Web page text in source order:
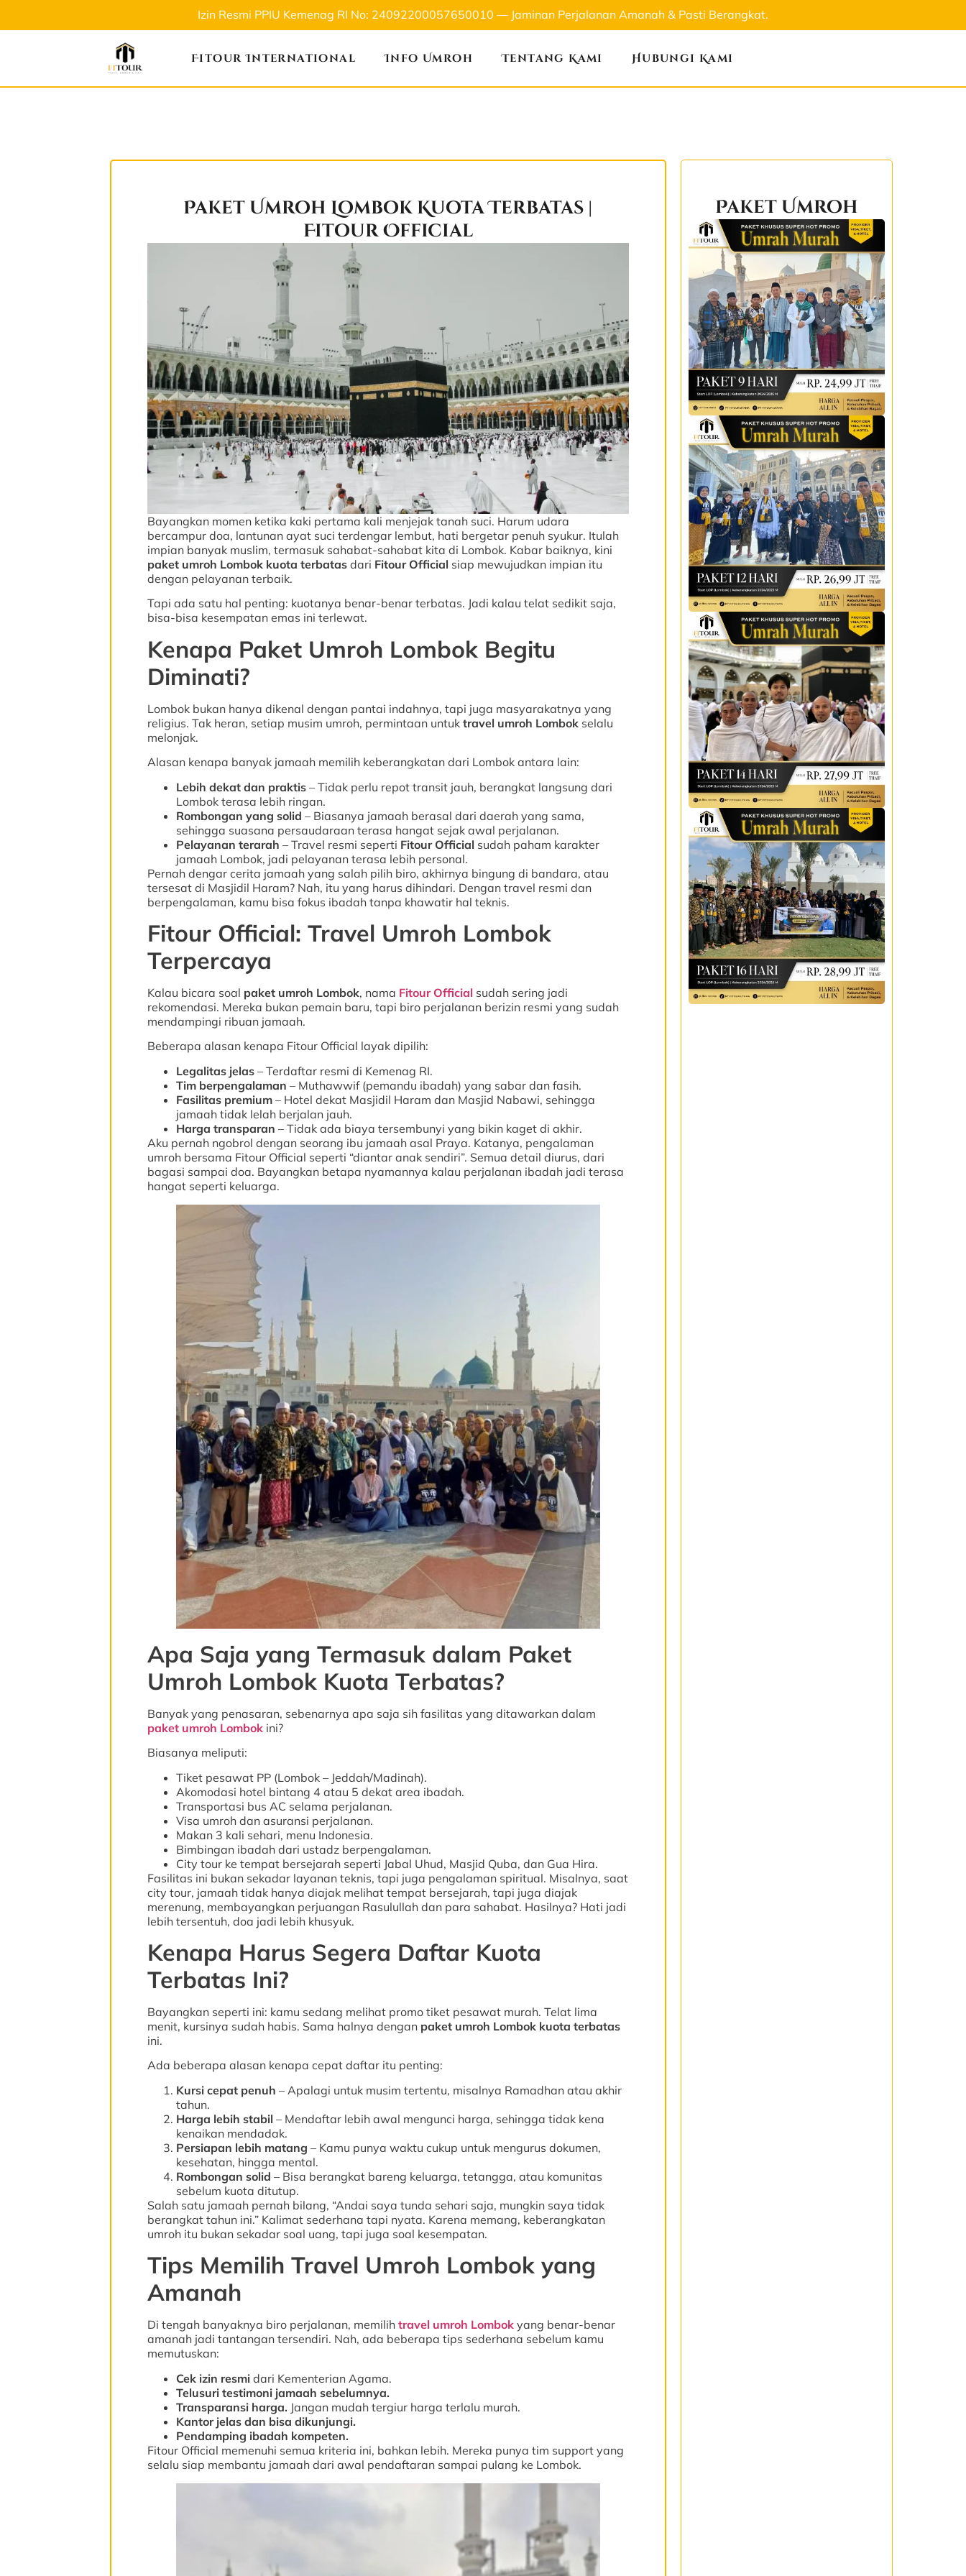
Izin Resmi PPIU Kemenag RI No: 24092200057650010 — Jaminan Perjalanan Amanah & Pasti Berangkat.
Fitour International Info Umroh Tentang Kami Hubungi Kami
Paket Umroh Lombok Kuota Terbatas |
Fitour Official
Bayangkan momen ketika kaki pertama kali menjejak tanah suci. Harum udara
bercampur doa, lantunan ayat suci terdengar lembut, hati bergetar penuh syukur. Itulah
impian banyak muslim, termasuk sahabat-sahabat kita di Lombok. Kabar baiknya, kini
paket umroh Lombok kuota terbatasdari Fitour Official siap mewujudkan impian itu
dengan pelayanan terbaik.
Tapi ada satu hal penting: kuotanya benar-benar terbatas. Jadi kalau telat sedikit saja,
bisa-bisa kesempatan emas ini terlewat.
Kenapa Paket Umroh Lombok Begitu
Diminati?
Lombok bukan hanya dikenal dengan pantai indahnya, tapi juga masyarakatnya yang
religius. Tak heran, setiap musim umroh, permintaan untuk travel umroh Lombokselalu
melonjak.
Alasan kenapa banyak jamaah memilih keberangkatan dari Lombok antara lain:
Lebih dekat dan praktis– Tidak perlu repot transit jauh, berangkat langsung dari
Lombok terasa lebih ringan.
Rombongan yang solid – Biasanya jamaah berasal dari daerah yang sama,
sehingga suasana persaudaraan terasa hangat sejak awal perjalanan.
Pelayanan terarah – Travel resmi seperti Fitour Official sudah paham karakter
jamaah Lombok, jadi pelayanan terasa lebih personal.
Pernah dengar cerita jamaah yang salah pilih biro, akhirnya bingung di bandara, atau
tersesat di Masjidil Haram? Nah, itu yang harus dihindari. Dengan travel resmi dan
berpengalaman, kamu bisa fokus ibadah tanpa khawatir hal teknis.
Fitour Official: Travel Umroh Lombok
Terpercaya
Kalau bicara soal paket umroh Lombok, nama Fitour Official sudah sering jadi
rekomendasi. Mereka bukan pemain baru, tapi biro perjalanan berizin resmi yang sudah
mendampingi ribuan jamaah.
Beberapa alasan kenapa Fitour Official layak dipilih:
Legalitas jelas– Terdaftar resmi di Kemenag RI.
Tim berpengalaman – Muthawwif (pemandu ibadah) yang sabar dan fasih.
Fasilitas premium– Hotel dekat Masjidil Haram dan Masjid Nabawi, sehingga
jamaah tidak lelah berjalan jauh.
Harga transparan – Tidak ada biaya tersembunyi yang bikin kaget di akhir.
Aku pernah ngobrol dengan seorang ibu jamaah asal Praya. Katanya, pengalaman
umroh bersama Fitour Official seperti “diantar anak sendiri”. Semua detail diurus, dari
bagasi sampai doa. Bayangkan betapa nyamannya kalau perjalanan ibadah jadi terasa
hangat seperti keluarga.
Apa Saja yang Termasuk dalam Paket
Umroh Lombok Kuota Terbatas?
Banyak yang penasaran, sebenarnya apa saja sih fasilitas yang ditawarkan dalam
paket umroh Lombokini?
Biasanya meliputi:
Tiket pesawat PP (Lombok – Jeddah/Madinah).
Akomodasi hotel bintang 4 atau 5 dekat area ibadah.
Transportasi bus AC selama perjalanan.
Visa umroh dan asuransi perjalanan.
Makan 3 kali sehari, menu Indonesia.
Bimbingan ibadah dari ustadz berpengalaman.
City tour ke tempat bersejarah seperti Jabal Uhud, Masjid Quba, dan Gua Hira.
Fasilitas ini bukan sekadar layanan teknis, tapi juga pengalaman spiritual. Misalnya, saat
city tour, jamaah tidak hanya diajak melihat tempat bersejarah, tapi juga diajak
merenung, membayangkan perjuangan Rasulullah dan para sahabat. Hasilnya? Hati jadi
lebih tersentuh, doa jadi lebih khusyuk.
Kenapa Harus Segera Daftar Kuota
Terbatas Ini?
Bayangkan seperti ini: kamu sedang melihat promo tiket pesawat murah. Telat lima
menit, kursinya sudah habis. Sama halnya dengan paket umroh Lombok kuota terbatas
ini.
Ada beberapa alasan kenapa cepat daftar itu penting:
Kursi cepat penuh – Apalagi untuk musim tertentu, misalnya Ramadhan atau akhir
tahun.
Harga lebih stabil – Mendaftar lebih awal mengunci harga, sehingga tidak kena
kenaikan mendadak.
Persiapan lebih matang – Kamu punya waktu cukup untuk mengurus dokumen,
kesehatan, hingga mental.
Rombongan solid – Bisa berangkat bareng keluarga, tetangga, atau komunitas
sebelum kuota ditutup.
Salah satu jamaah pernah bilang, “Andai saya tunda sehari saja, mungkin saya tidak
berangkat tahun ini.” Kalimat sederhana tapi nyata. Karena memang, keberangkatan
umroh itu bukan sekadar soal uang, tapi juga soal kesempatan.
Tips Memilih Travel Umroh Lombok yang
Amanah
Di tengah banyaknya biro perjalanan, memilih travel umroh Lombokyang benar-benar
amanah jadi tantangan tersendiri. Nah, ada beberapa tips sederhana sebelum kamu
memutuskan:
Cek izin resmidari Kementerian Agama.
Telusuri testimoni jamaah sebelumnya.
Transparansi harga. Jangan mudah tergiur harga terlalu murah.
Kantor jelas dan bisa dikunjungi.
Pendamping ibadah kompeten.
Fitour Official memenuhi semua kriteria ini, bahkan lebih. Mereka punya tim support yang
selalu siap membantu jamaah dari awal pendaftaran sampai pulang ke Lombok.
Paket Umroh